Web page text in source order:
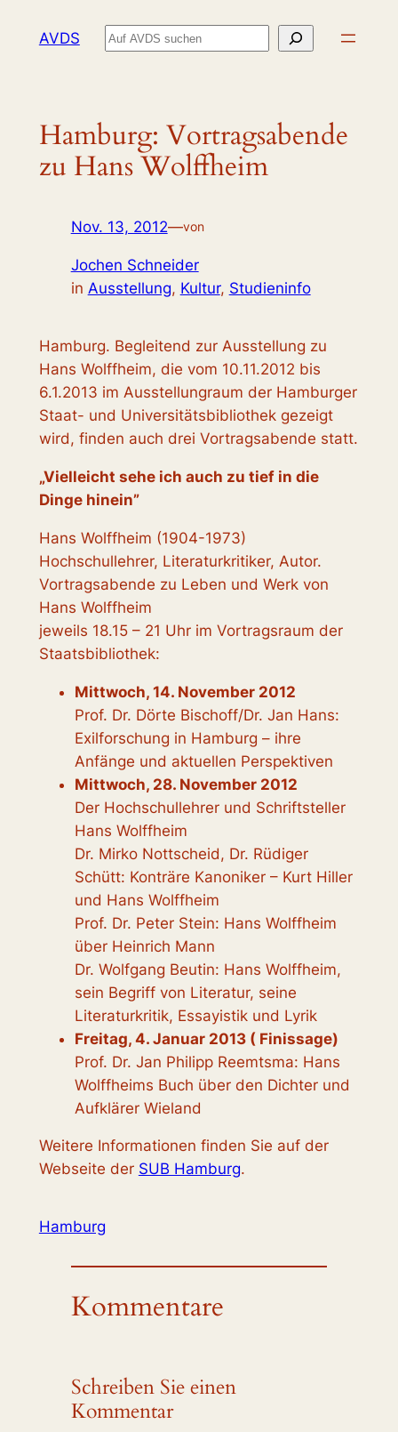
InhaltAVDS Suchen
Hamburg: Vortragsabende
zu Hans Wolffheim
Nov. 13, 2012—von
Jochen Schneider
in Ausstellung, Kultur, Studieninfo
Hamburg. Begleitend zur Ausstellung zu
Hans Wolffheim, die vom 10.11.2012 bis
6.1.2013 im Ausstellungraum der Hamburger
Staat- und Universitätsbibliothek gezeigt
wird, finden auch drei Vortragsabende statt.
„Vielleicht sehe ich auch zu tief in die
Dinge hinein”
Hans Wolffheim (1904-1973)
Hochschullehrer, Literaturkritiker, Autor.
Vortragsabende zu Leben und Werk von
Hans Wolffheim
jeweils 18.15 – 21 Uhr im Vortragsraum der
Staatsbibliothek:
Mittwoch, 14. November 2012
Prof. Dr. Dörte Bischoff/Dr. Jan Hans:
Exilforschung in Hamburg – ihre
Anfänge und aktuellen Perspektiven
Mittwoch, 28. November 2012
Der Hochschullehrer und Schriftsteller
Hans Wolffheim
Dr. Mirko Nottscheid, Dr. Rüdiger
Schütt: Konträre Kanoniker – Kurt Hiller
und Hans Wolffheim
Prof. Dr. Peter Stein: Hans Wolffheim
über Heinrich Mann
Dr. Wolfgang Beutin: Hans Wolffheim,
sein Begriff von Literatur, seine
Literaturkritik, Essayistik und Lyrik
Freitag, 4. Januar 2013 ( Finissage)
Prof. Dr. Jan Philipp Reemtsma: Hans
Wolffheims Buch über den Dichter und
Aufklärer Wieland
Weitere Informationen finden Sie auf der
Webseite der SUB Hamburg.
Hamburg
Kommentare
Schreiben Sie einen
Kommentar